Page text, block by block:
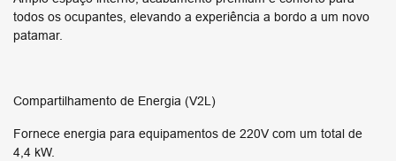
todos os ocupantes, elevando a experiência a bordo a um novo
patamar.
Compartilhamento de Energia (V2L)
Fornece energia para equipamentos de 220V com um total de
4,4 kW.